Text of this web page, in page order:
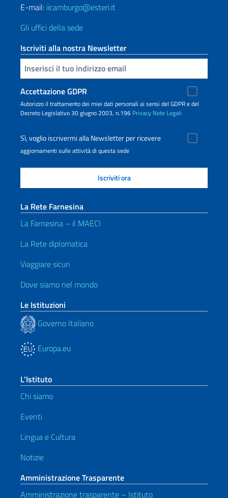
E-mail: iicamburgo@esteri.it
Gli uffici della sede
Iscriviti alla nostra Newsletter
Inserisci la tua email
Accettazione GDPR
Autorizzo il trattamento dei miei dati personali ai sensi del GDPR e del
Decreto Legislativo 30 giugno 2003, n.196 Privacy Note Legali
Sì, voglio iscrivermi alla Newsletter per ricevere
aggiornamenti sulle attività di questa sede
La Rete Farnesina
La Farnesina – il MAECI
La Rete diplomatica
Viaggiare sicuri
Dove siamo nel mondo
Le Istituzioni
Governo Italiano
Europa.eu
L’Istituto
Chi siamo
Eventi
Lingua e Cultura
Notizie
Amministrazione Trasparente
Amministrazione trasparente – Istituto